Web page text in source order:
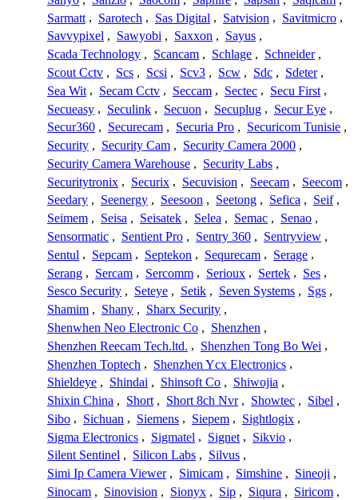
Sarmatt , Sarotech , Sas Digital , Satvision , Savitmicro ,
Savvypixel , Sawyobi , Saxxon , Sayus ,
Scada Technology , Scancam , Schlage , Schneider ,
Scout Cctv , Scs , Scsi , Scv3 , Scw , Sdc , Sdeter ,
Sea Wit , Secam Cctv , Seccam , Sectec , Secu First ,
Secueasy , Seculink , Secuon , Secuplug , Secur Eye ,
Secur360 , Securecam , Securia Pro , Securicom Tunisie ,
Security , Security Cam , Security Camera 2000 ,
Security Camera Warehouse , Security Labs ,
Securitytronix , Securix , Secuvision , Seecam , Seecom ,
Seedary , Seenergy , Seesoon , Seetong , Sefica , Seif ,
Seimem , Seisa , Seisatek , Selea , Semac , Senao ,
Sensormatic , Sentient Pro , Sentry 360 , Sentryview ,
Sentul , Sepcam , Septekon , Sequrecam , Serage ,
Serang , Sercam , Sercomm , Serioux , Sertek , Ses ,
Sesco Security , Seteye , Setik , Seven Systems , Sgs ,
Shamim , Shany , Sharx Security ,
Shenwhen Neo Electronic Co , Shenzhen ,
Shenzhen Reecam Tech.ltd. , Shenzhen Tong Bo Wei ,
Shenzhen Toptech , Shenzhen Ycx Electronics ,
Shieldeye , Shindai , Shinsoft Co , Shiwojia ,
Shixin China , Short , Short 8ch Nvr , Showtec , Sibel ,
Sibo , Sichuan , Siemens , Siepem , Sightlogix ,
Sigma Electronics , Sigmatel , Signet , Sikvio ,
Silent Sentinel , Silicon Labs , Silvus ,
Simi Ip Camera Viewer , Simicam , Simshine , Sineoji ,
Sinocam , Sinovision , Sionyx , Sip , Siqura , Siricom ,